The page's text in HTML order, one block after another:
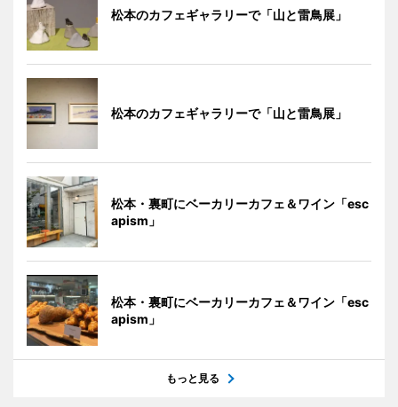
松本のカフェギャラリーで「山と雷鳥展」
松本のカフェギャラリーで「山と雷鳥展」
松本・裏町にベーカリーカフェ＆ワイン「esc
apism」
松本・裏町にベーカリーカフェ＆ワイン「esc
apism」
もっと見る